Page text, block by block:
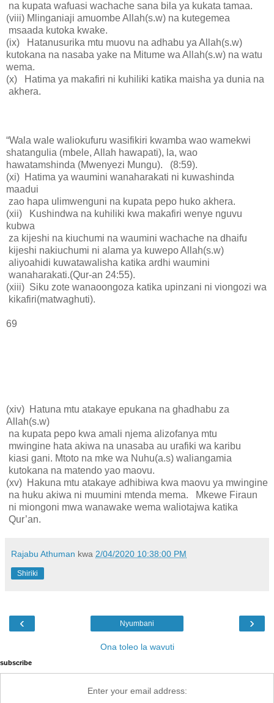
na kupata wafuasi wachache sana bila ya kukata tamaa.
(viii) Mlinganiaji amuombe Allah(s.w) na kutegemea
msaada kutoka kwake.
(ix) Hatanusurika mtu muovu na adhabu ya Allah(s.w)
kutokana na nasaba yake na Mitume wa Allah(s.w) na watu
wema.
(x) Hatima ya makafiri ni kuhiliki katika maisha ya dunia na
akhera.
“Wala wale waliokufuru wasifikiri kwamba wao wamekwi
shatangulia (mbele, Allah hawapati), la, wao
hawatamshinda (Mwenyezi Mungu). (8:59).
(xi) Hatima ya waumini wanaharakati ni kuwashinda
maadui
zao hapa ulimwenguni na kupata pepo huko akhera.
(xii) Kushindwa na kuhiliki kwa makafiri wenye nguvu
kubwa
za kijeshi na kiuchumi na waumini wachache na dhaifu
kijeshi nakiuchumi ni alama ya kuwepo Allah(s.w)
aliyoahidi kuwatawalisha katika ardhi waumini
wanaharakati.(Qur-an 24:55).
(xiii) Siku zote wanaoongoza katika upinzani ni viongozi wa
kikafiri(matwaghuti).
69
(xiv) Hatuna mtu atakaye epukana na ghadhabu za
Allah(s.w)
na kupata pepo kwa amali njema alizofanya mtu
mwingine hata akiwa na unasaba au urafiki wa karibu
kiasi gani. Mtoto na mke wa Nuhu(a.s) waliangamia
kutokana na matendo yao maovu.
(xv) Hakuna mtu atakaye adhibiwa kwa maovu ya mwingine
na huku akiwa ni muumini mtenda mema. Mkewe Firaun
ni miongoni mwa wanawake wema waliotajwa katika
Qur’an.
Rajabu Athuman kwa 2/04/2020 10:38:00 PM
Shiriki
‹ ›
Nyumbani
Ona toleo la wavuti
subscribe
Enter your email address: